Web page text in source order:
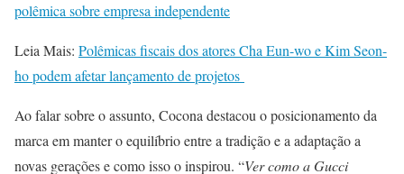
polêmica sobre empresa independente
Leia Mais: Polêmicas fiscais dos atores Cha Eun-wo e Kim Seon-
ho podem afetar lançamento de projetos
Ao falar sobre o assunto, Cocona destacou o posicionamento da
marca em manter o equilíbrio entre a tradição e a adaptação a
novas gerações e como isso o inspirou. “Ver como a Gucci